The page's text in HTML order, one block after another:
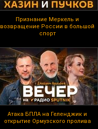
Признание Меркель и
возвращение России в большой
спорт
Атака БПЛА на Геленджик и
открытие Ормузского пролива